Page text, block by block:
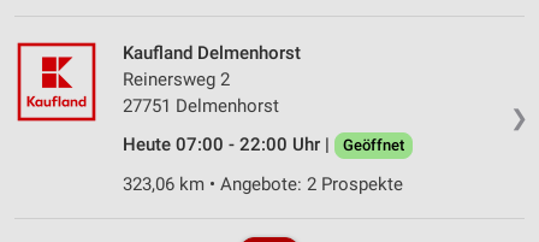
❯
Kaufland Delmenhorst
Reinersweg 2
27751 Delmenhorst
Heute 07:00 - 22:00 Uhr |
Geöffnet
323,06 km • Angebote: 2 Prospekte